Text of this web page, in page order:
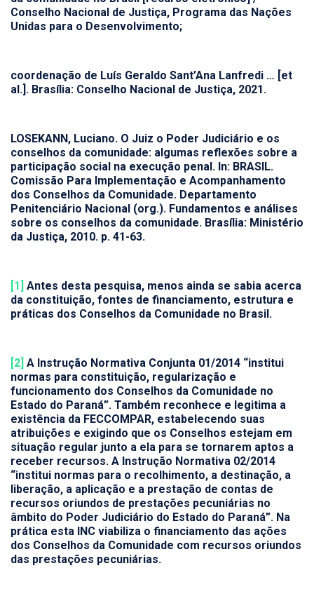
Conselho Nacional de Justiça, Programa das Nações
Unidas para o Desenvolvimento;
coordenação de Luís Geraldo Sant’Ana Lanfredi … [et
al.]. Brasília: Conselho Nacional de Justiça, 2021.
LOSEKANN, Luciano. O Juiz o Poder Judiciário e os
conselhos da comunidade: algumas reflexões sobre a
participação social na execução penal. In: BRASIL.
Comissão Para Implementação e Acompanhamento
dos Conselhos da Comunidade. Departamento
Penitenciário Nacional (org.). Fundamentos e análises
sobre os conselhos da comunidade. Brasília: Ministério
da Justiça, 2010. p. 41-63.
[1]
Antes desta pesquisa, menos ainda se sabia acerca
da constituição, fontes de financiamento, estrutura e
práticas dos Conselhos da Comunidade no Brasil.
[2] A Instrução Normativa Conjunta 01/2014 “institui
normas para constituição, regularização e
funcionamento dos Conselhos da Comunidade no
Estado do Paraná”. Também reconhece e legitima a
existência da FECCOMPAR, estabelecendo suas
atribuições e exigindo que os Conselhos estejam em
situação regular junto a ela para se tornarem aptos a
receber recursos. A Instrução Normativa 02/2014
“institui normas para o recolhimento, a destinação, a
liberação, a aplicação e a prestação de contas de
recursos oriundos de prestações pecuniárias no
âmbito do Poder Judiciário do Estado do Paraná”. Na
prática esta INC viabiliza o financiamento das ações
dos Conselhos da Comunidade com recursos oriundos
das prestações pecuniárias.